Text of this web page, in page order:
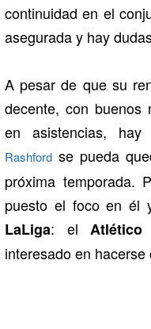
continuidad en el
asegurada y hay
A pesar de que su
decente, con buenos
en asistencias,
Rashford se pueda
próxima temporada.
puesto el foco en él
LaLiga: el
interesado en